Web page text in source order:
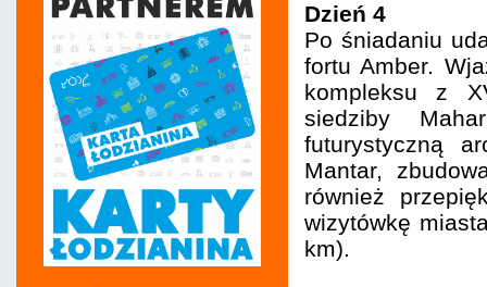
Dzień 4
Po śniadaniu
fortu Amber.
kompleksu z
siedziby
futurystyczną
Mantar,
również
wizytówkę
km).